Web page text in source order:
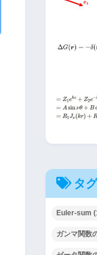
タ
Euler-sum
ガンマ関数